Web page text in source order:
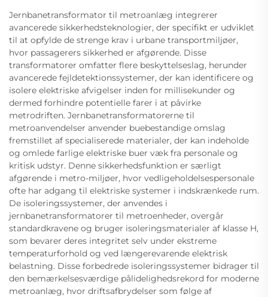
Jernbanetransformator til metroanlæg integrerer
avancerede sikkerhedsteknologier, der specifikt er udviklet
til at opfylde de strenge krav i urbane transportmiljøer,
hvor passagerers sikkerhed er afgørende. Disse
transformatorer omfatter flere beskyttelseslag, herunder
avancerede fejldetektionssystemer, der kan identificere og
isolere elektriske afvigelser inden for millisekunder og
dermed forhindre potentielle farer i at påvirke
metrodriften. Jernbanetransformatorerne til
metroanvendelser anvender buebestandige omslag
fremstillet af specialiserede materialer, der kan indeholde
og omlede farlige elektriske buer væk fra personale og
kritisk udstyr. Denne sikkerhedsfunktion er særligt
afgørende i metro-miljøer, hvor vedligeholdelsespersonale
ofte har adgang til elektriske systemer i indskrænkede rum.
De isoleringssystemer, der anvendes i
jernbanetransformatorer til metroenheder, overgår
standardkravene og bruger isoleringsmaterialer af klasse H,
som bevarer deres integritet selv under ekstreme
temperaturforhold og ved længerevarende elektrisk
belastning. Disse forbedrede isoleringssystemer bidrager til
den bemærkelsesværdige pålidelighedsrekord for moderne
metroanlæg, hvor driftsafbrydelser som følge af